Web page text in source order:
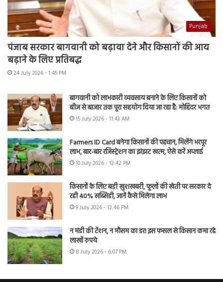
Punjab
पंजाब सरकार बागवानी को बढ़ावा देने और किसानों की आय
बढ़ाने के लिए प्रतिबद्ध
24 July 2026 - 1:45 PM
बागवानी को लाभकारी व्यवसाय बनाने के लिए किसानों को
बीज से बाजार तक पूरा सहयोग दिया जा रहा है: मोहिंदर भगत
15 July 2026 - 11:43 AM
Farmers ID Card बनेगा किसानों की पहचान, मिलेंगे भरपूर
लाभ, बार-बार रजिस्ट्रेशन का झंझट खत्म, ऐसे करें अप्लाई
10 July 2026 - 12:42 PM
किसानों के लिए बड़ी खुशखबरी, फूलों की खेती पर सरकार दे
रही 40% सब्सिडी, जानें कैसे मिलेगा लाभ
9 July 2026 - 12:46 PM
न मंडी की टेंशन, न मौसम का डर! इस फसल से किसान कमा रहे
लाखों रुपये
8 July 2026 - 6:07 PM